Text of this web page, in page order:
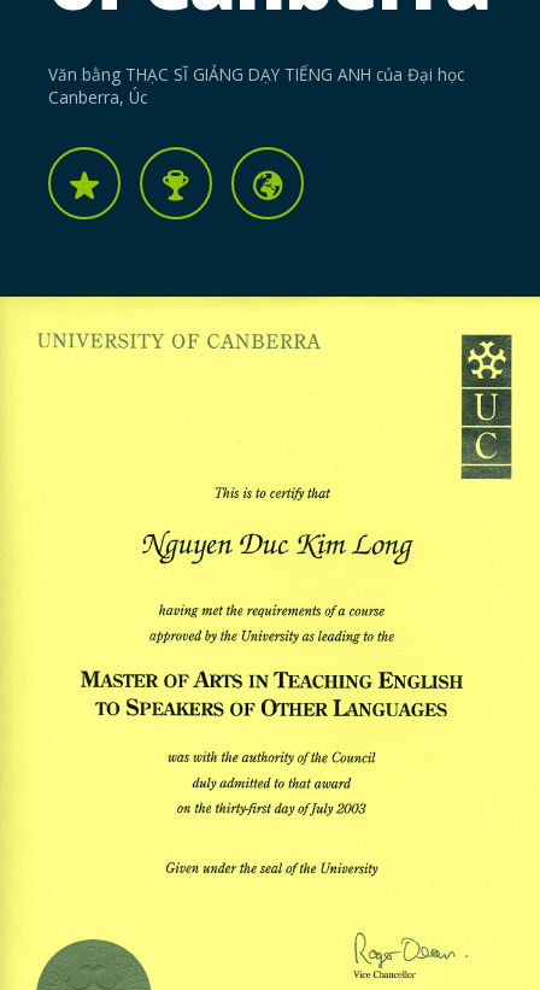
Văn bằng THẠC SĨ GIẢNG DẠY TIẾNG ANH của Đại học
Canberra, Úc